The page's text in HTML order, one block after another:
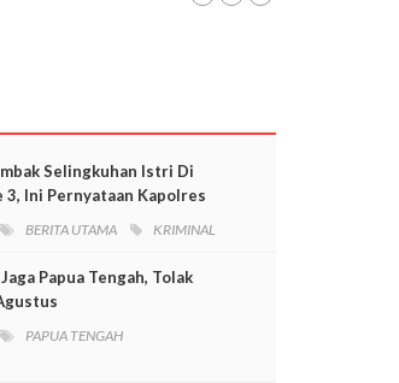
Selingkuhan Istri Di
3, Ini Pernyataan Kapolres
BERITA UTAMA KRIMINAL
Papua Tengah, Tolak
PAPUA TENGAH